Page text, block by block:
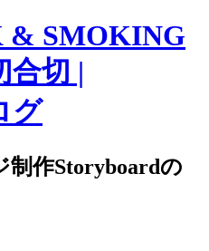
& SMOKING
合切 |
グ
制作Storyboardの